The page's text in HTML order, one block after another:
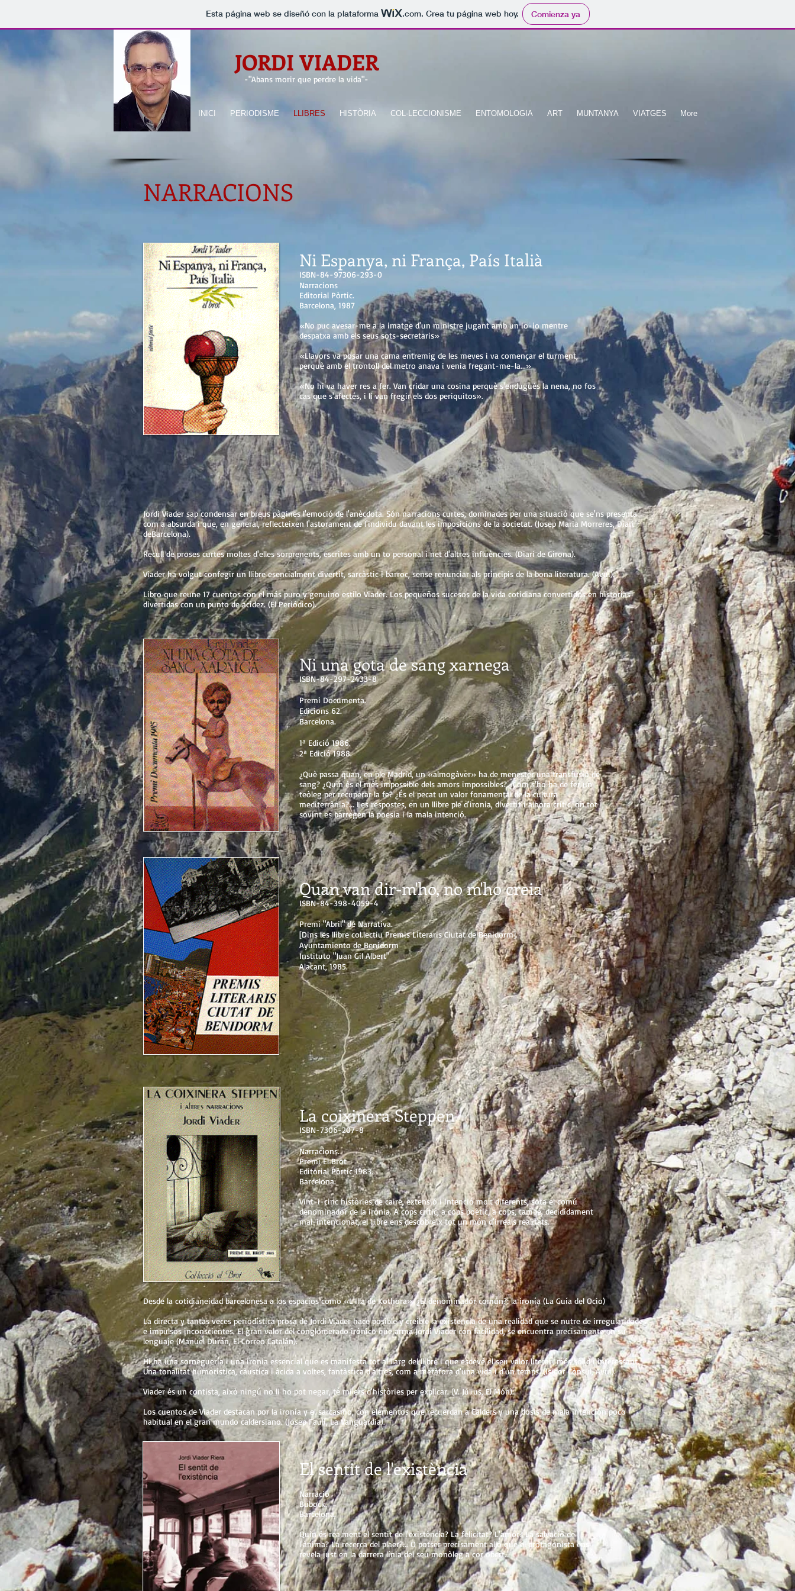
Esta página web se diseñó con la plataforma .com. Crea tu página web hoy. Comienza ya
JORDI VIADER
-"Abans morir que perdre la vida"-
INICI PERIODISME LLIBRES HISTÒRIA COL·LECCIONISME ENTOMOLOGIA ART MUNTANYA VIATGES More
NARRACIONS
Ni Espanya, ni França, País Italià
ISBN-84-97306-293-0
Narracions
Editorial Pòrtic.
Barcelona, 1987
«No puc avesar-me a la imatge d'un ministre jugant amb un io-io mentre
despatxa amb els seus sots-secretaris»
«Llavors va posar una cama entremig de les meves i va començar el turment,
perquè amb el trontoll del metro anava i venia fregant-me-la...»
«No hi va haver res a fer. Van cridar una cosina perquè s'endugués la nena, no fos
cas que s'afectés, i li van fregir els dos periquitos».
Ni una gota de sang xarnega
ISBN-84-297-2433-8
Premi Documenta.
Edicions 62.
Barcelona.
1ª Edició 1986.
2ª Edició 1988.
¿Què passa quan, en ple Madrid, un «almogàver» ha de menester una transfusió de
sang? ¿Quin és el més impossible dels amors impossibles? ¿Com s'ho ha de fer un
teòleg per recuperar la fe? ¿És el pecat un valor fonamental de la cultura
mediterrània?... Les respostes, en un llibre ple d'ironia, divertit i alhora crític, on tot
sovint es barregen la poesia i la mala intenció.
La coixinera Steppen
ISBN-7306-207-8
Narracions.
Premi El Brot
Editorial Pòrtic 1983.
Barcelona.
Vint-i-cinc històries de caire, extensió i intenció molt diferents, sota el comú
denominador de la ironia. A cops crític, a cops poètic, a cops, també, decidídament
mal-intencionat, el llibre ens descobreix tot un món d'irreals realitats.
Quan van dir-m'ho, no m'ho creia
ISBN-84-398-4059-4
Premi "Abril" de Narrativa.
[Dins les llibre col.lectiu Premis Literaris Ciutat de Benidorm].
Ayuntamiento de Benidorm
Instituto "Juan Gil Albert"
Alacant, 1985.
Desde la cotidianeidad barcelonesa a los espacios como «L'Illa de Kothora». ¿El denominador común?: la ironía (La Guía del Ocio)
La directa y tantas veces periodística prosa de Jordi Viader hace posible y creible la existencia de una realidad que se nutre de irregularidades
e impulsos inconscientes. El gran valor del conglomerado irónico que arma Jordi Viader con facilidad, se encuentra precisamente en su
lenguaje (Manuel Durán, El Correo Catalán).
Hi ha una sornegueria i una ironia essencial que es manifesta tot al llarg del llibre i que esdevé el seu valor literari més sòlid i interessant.
Una tonalitat humorística, càustica i àcida a voltes, fantàstica d'altres, com a metàfora d'una vida i d'un temps. (Isidor Cònsul, Avui).
Viader és un contista, això ningú no li ho pot negar, té milers d'històries per explicar. (V. Július, El Món).
Los cuentos de Viader destacan por la ironía y el sarcasmo, con elementos que recuerdan a Calders y una dosis de mala intención poco
habitual en el gran mundo caldersiano. (Josep Faulí, La Vanguardia).
Jordi Viader sap condensar en breus pàgines l'emoció de l'anècdota. Són narracions curtes, dominades per una situació que se'ns presenta
com a absurda i que, en general, reflecteixen l'astorament de l'individu davant les imposicions de la societat. (Josep Maria Morreres, Diari
deBarcelona).
Recull de proses curtes moltes d'elles sorprenents, escrites amb un to personal i net d'altres influències. (Diari de Girona).
Viader ha volgut confegir un llibre esencialment divertit, sarcàstic i barroc, sense renunciar als principis de la bona literatura. (Avui).
Libro que reune 17 cuentos con el más puro y genuino estilo Viader. Los pequeños sucesos de la vida cotidiana convertidos en historias
divertidas con un punto de acidez. (El Periódico).
El sentit de l'existència
Narració
Bubock.
Barcelona.
Quin és realment el sentit de l'existència? La felicitat? L'amor? La salvació de
l'ànima? La recerca del plaer?... O potser precisament allò que el protagonista ens
revela just en la darrera línia del seu monòleg a cor obert...